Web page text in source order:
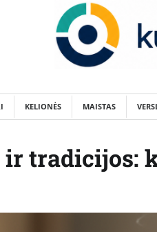
KELIONĖS MAISTAS
tradicijos: